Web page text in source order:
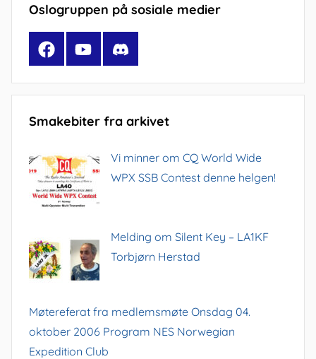
Oslogruppen på sosiale medier
FacebookYouTubeDiscord
Smakebiter fra arkivet
Vi minner om CQ World Wide
WPX SSB Contest denne helgen!
Melding om Silent Key – LA1KF
Torbjørn Herstad
Møtereferat fra medlemsmøte Onsdag 04.
oktober 2006 Program NES Norwegian
Expedition Club